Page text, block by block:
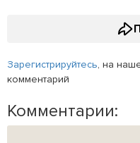
Зарегистрируйтесь, на
комментарий
Комментарии: